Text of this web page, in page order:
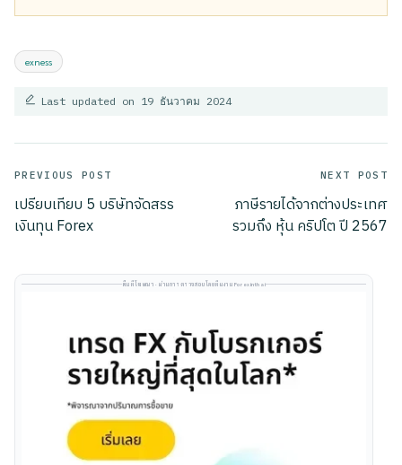
Tags:
exness
Last updated on 19 ธันวาคม 2024
Post
navigation
PREVIOUS POST
เปรียบเทียบ 5 บริษัทจัดสรร
เงินทุน Forex
NEXT POST
ภาษีรายได้จากต่างประเทศ
รวมถึง หุ้น คริปโต ปี 2567
พื้นที่โฆษณา · ผ่านการตรวจสอบโดยทีมงาน Forexinthai